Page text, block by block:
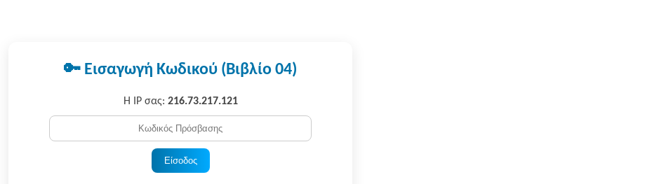
🔑 Εισαγωγή Κωδικού (Βιβλίο 04)
Η IP σας: 216.73.217.121
Είσοδος